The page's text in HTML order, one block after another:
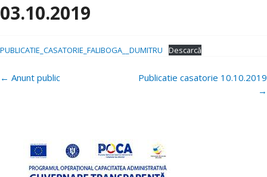
03.10.2019
PUBLICATIE_CASATORIE_FALIBOGA__DUMITRU Descarcă
Navigare
← Anunt public
Publicatie casatorie 10.10.2019
→